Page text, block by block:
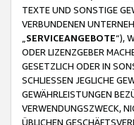
TEXTE UND SONSTIGE
VERBUNDENEN
SERVICEANGEBOTE“),
ODER LIZENZGEBER
GESETZLICH ODER IN
SCHLIESSEN JEGLICHE
GEWÄHRLEISTUNGEN
VERWENDUNGSZWECK,
ÜBLICHEN